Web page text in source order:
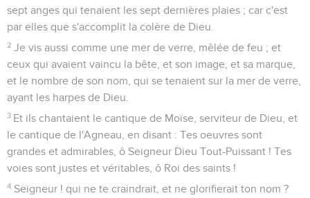
sept anges qui tenaient les sept dernières plaies ; car c'est
par elles que s'accomplit la colère de Dieu.
2 Je vis aussi comme une mer de verre, mêlée de feu ; et
ceux qui avaient vaincu la bête, et son image, et sa marque,
et le nombre de son nom, qui se tenaient sur la mer de verre,
ayant les harpes de Dieu.
3 Et ils chantaient le cantique de Moïse, serviteur de Dieu, et
le cantique de l'Agneau, en disant : Tes oeuvres sont
grandes et admirables, ô Seigneur Dieu Tout-Puissant ! Tes
voies sont justes et véritables, ô Roi des saints !
4 Seigneur ! qui ne te craindrait, et ne glorifierait ton nom ?